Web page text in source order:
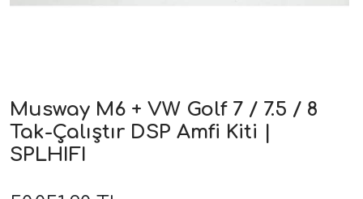
Musway M6 + VW Golf 7 / 7.5 / 8
Tak-Çalıştır DSP Amfi Kiti |
SPLHIFI